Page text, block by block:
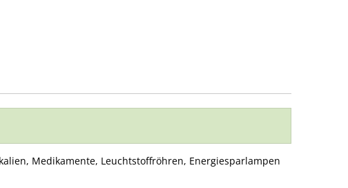
Medikamente, Leuchtstoffröhren, Energiesparlampen